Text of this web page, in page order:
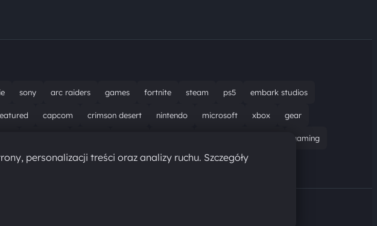
sony arc raiders games fortnite steam ps5 embark studios
capcom crimson desert nintendo microsoft xbox gear
gaming
games hytale
personalizacji treści oraz analizy ruchu. Szczegóły